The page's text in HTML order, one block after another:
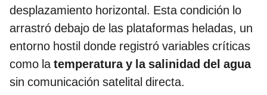
desplazamiento horizontal. Esta condición lo
arrastró debajo de las plataformas heladas, un
entorno hostil donde registró variables críticas
como la temperatura y la salinidad del agua
sin comunicación satelital directa.